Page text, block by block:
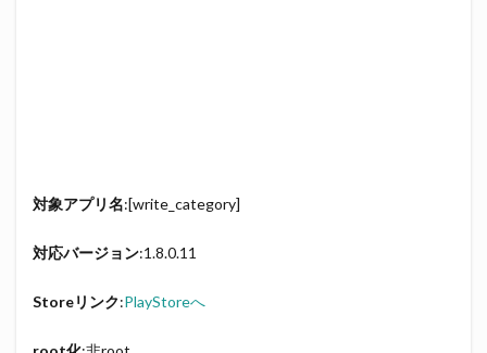
対象アプリ名:[write_category]
対応バージョン:1.8.0.11
Storeリンク:PlayStoreへ